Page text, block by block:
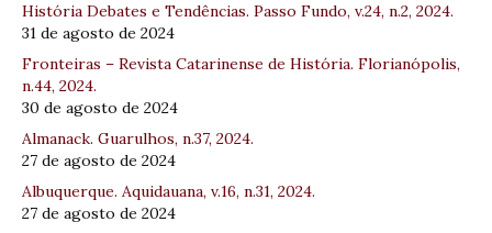
História Debates e Tendências. Passo Fundo, v.24, n.2, 2024.
31 de agosto de 2024
Fronteiras – Revista Catarinense de História. Florianópolis,
n.44, 2024.
30 de agosto de 2024
Almanack. Guarulhos, n.37, 2024.
27 de agosto de 2024
Albuquerque. Aquidauana, v.16, n.31, 2024.
27 de agosto de 2024